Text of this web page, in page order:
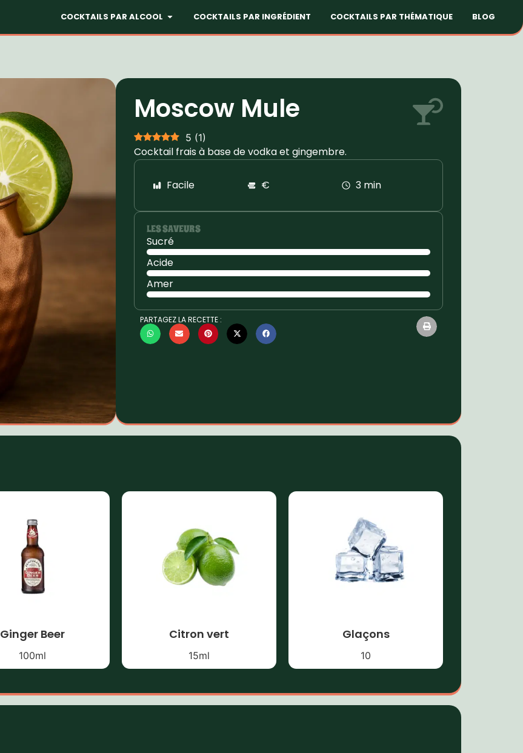
COCKTAILS PAR ALCOOL COCKTAILS PAR INGRÉDIENT COCKTAILS PAR THÉMATIQUE BLOG
Moscow Mule
5 (1)
Cocktail frais à base de vodka et gingembre.
Facile € 3 min
LES SAVEURS
Sucré
Acide
Amer
PARTAGEZ LA RECETTE :
Ginger Beer
100ml
Citron vert
15ml
Glaçons
10